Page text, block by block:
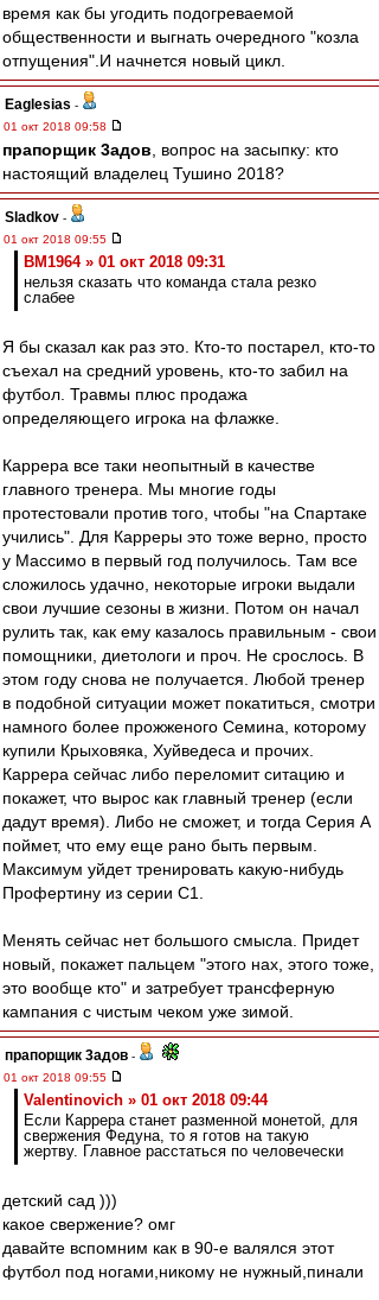
время как бы угодить подогреваемой
общественности и выгнать очередного "козла
отпущения".И начнется новый цикл.
Eaglesias -
01 окт 2018 09:58
прапорщик 3адoв , вопрос на засыпку: кто
настоящий владелец Тушино 2018?
Sladkov -
01 окт 2018 09:55
BM1964 » 01 окт 2018 09:31
нельзя сказать что команда стала резко
слабее
Я бы сказал как раз это. Кто-то постарел, кто-то
съехал на средний уровень, кто-то забил на
футбол. Травмы плюс продажа
определяющего игрока на флажке.
Каррера все таки неопытный в качестве
главного тренера. Мы многие годы
протестовали против того, чтобы "на Спартаке
учились". Для Карреры это тоже верно, просто
у Массимо в первый год получилось. Там все
сложилось удачно, некоторые игроки выдали
свои лучшие сезоны в жизни. Потом он начал
рулить так, как ему казалось правильным - свои
помощники, диетологи и проч. Не срослось. В
этом году снова не получается. Любой тренер
в подобной ситуации может покатиться, смотри
намного более прожженого Семина, которому
купили Крыховяка, Хуйведеса и прочих.
Каррера сейчас либо переломит ситацию и
покажет, что вырос как главный тренер (если
дадут время). Либо не сможет, и тогда Серия А
поймет, что ему еще рано быть первым.
Максимум уйдет тренировать какую-нибудь
Профертину из серии С1.
Менять сейчас нет большого смысла. Придет
новый, покажет пальцем "этого нах, этого тоже,
это вообще кто" и затребует трансферную
кампания с чистым чеком уже зимой.
прапорщик 3адoв -
01 окт 2018 09:55
Valentinovich » 01 окт 2018 09:44
Если Каррера станет разменной монетой, для
свержения Федуна, то я готов на такую
жертву. Главное расстаться по человечески
детский сад )))
какое свержение? омг
давайте вспомним как в 90-е валялся этот
футбол под ногами,никому не нужный,пинали